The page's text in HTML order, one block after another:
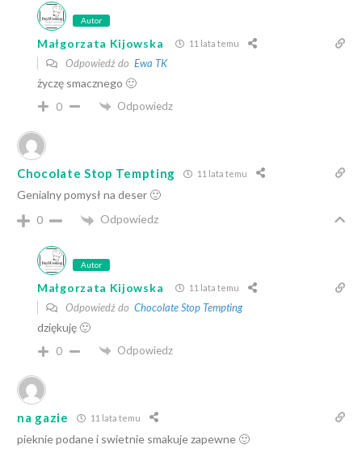
Autor
Małgorzata Kijowska 11 lata temu
Odpowiedź do Ewa TK
życzę smacznego 🙂
0 Odpowiedz
Chocolate Stop Tempting 11 lata temu
Genialny pomysł na deser 🙂
0
Odpowiedz
Autor
Małgorzata Kijowska 11 lata temu
Odpowiedź do Chocolate Stop Tempting
dziękuję 🙂
0 Odpowiedz
na gazie 11 lata temu
pieknie podane i swietnie smakuje zapewne 🙂